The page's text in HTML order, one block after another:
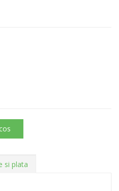
si plata